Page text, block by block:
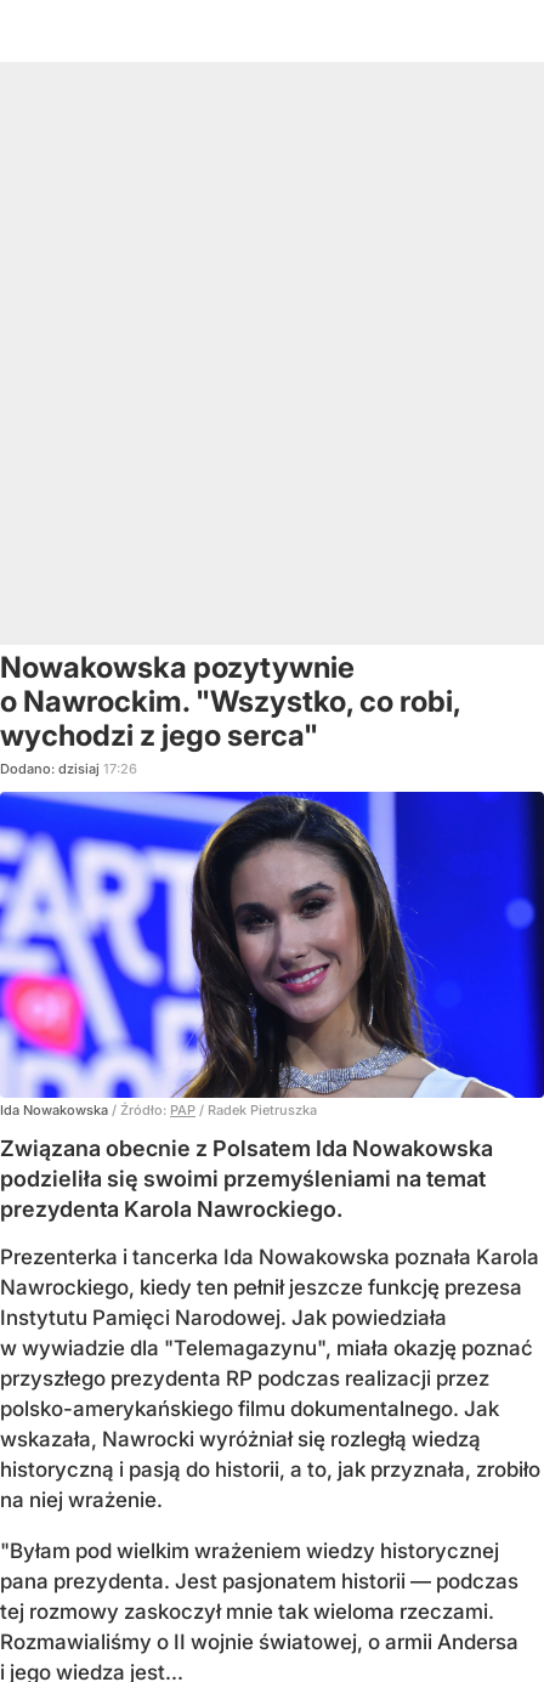
Nowakowska pozytywnie
o Nawrockim. "Wszystko, co robi,
wychodzi z jego serca"
Dodano: dzisiaj 17:26
Ida Nowakowska / Źródło: PAP / Radek Pietruszka
Związana obecnie z Polsatem Ida Nowakowska
podzieliła się swoimi przemyśleniami na temat
prezydenta Karola Nawrockiego.
Prezenterka i tancerka Ida Nowakowska poznała Karola
Nawrockiego, kiedy ten pełnił jeszcze funkcję prezesa
Instytutu Pamięci Narodowej. Jak powiedziała
w wywiadzie dla "Telemagazynu", miała okazję poznać
przyszłego prezydenta RP podczas realizacji przez
polsko-amerykańskiego filmu dokumentalnego. Jak
wskazała, Nawrocki wyróżniał się rozległą wiedzą
historyczną i pasją do historii, a to, jak przyznała, zrobiło
na niej wrażenie.
"Byłam pod wielkim wrażeniem wiedzy historycznej
pana prezydenta. Jest pasjonatem historii — podczas
tej rozmowy zaskoczył mnie tak wieloma rzeczami.
Rozmawialiśmy o II wojnie światowej, o armii Andersa
i jego wiedza jest...